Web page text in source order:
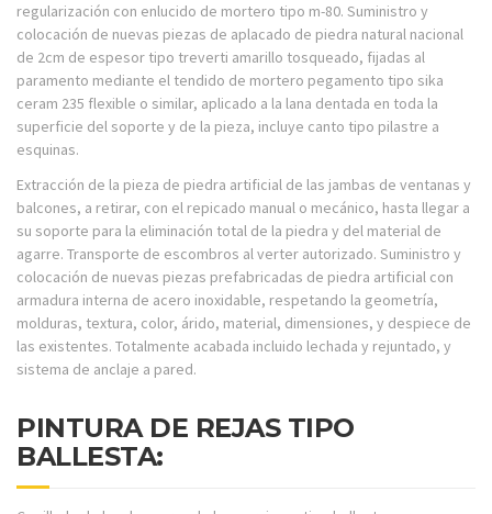
regularización con enlucido de mortero tipo m-80. Suministro y
colocación de nuevas piezas de aplacado de piedra natural nacional
de 2cm de espesor tipo treverti amarillo tosqueado, fijadas al
paramento mediante el tendido de mortero pegamento tipo sika
ceram 235 flexible o similar, aplicado a la lana dentada en toda la
superficie del soporte y de la pieza, incluye canto tipo pilastre a
esquinas.
Extracción de la pieza de piedra artificial de las jambas de ventanas y
balcones, a retirar, con el repicado manual o mecánico, hasta llegar a
su soporte para la eliminación total de la piedra y del material de
agarre. Transporte de escombros al verter autorizado. Suministro y
colocación de nuevas piezas prefabricadas de piedra artificial con
armadura interna de acero inoxidable, respetando la geometría,
molduras, textura, color, árido, material, dimensiones, y despiece de
las existentes. Totalmente acabada incluido lechada y rejuntado, y
sistema de anclaje a pared.
PINTURA DE REJAS TIPO
BALLESTA: